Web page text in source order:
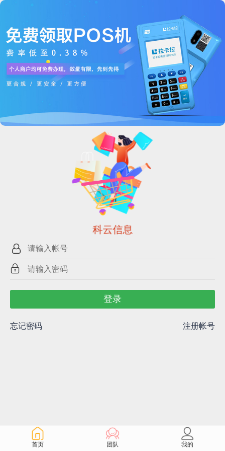
科云信息
登录
忘记密码 注册帐号
首页 团队 我的